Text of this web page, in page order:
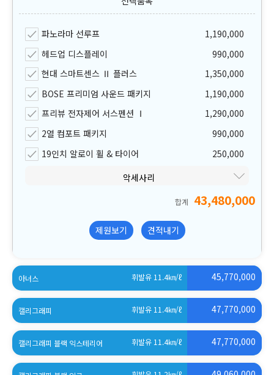
파노라마 선루프
1,190,000
헤드업 디스플레이
990,000
현대 스마트센스 Ⅱ 플러스
1,350,000
BOSE 프리미엄 사운드 패키지
1,190,000
프리뷰 전자제어 서스펜션 Ⅰ
1,290,000
2열 컴포트 패키지
990,000
19인치 알로이 휠 & 타이어
250,000
악세사리
합계 43,480,000
제원보기 견적내기
아너스 휘발유 11.4㎞/ℓ 45,770,000
캘리그래피 휘발유 11.4㎞/ℓ 47,770,000
캘리그래피 블랙 익스테리어 휘발유 11.4㎞/ℓ 47,770,000